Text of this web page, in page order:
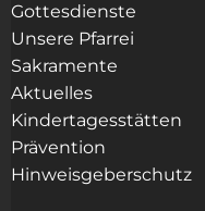
Gottesdienste
Unsere Pfarrei
Sakramente
Aktuelles
Kindertagesstätten
Prävention
Hinweisgeberschutz